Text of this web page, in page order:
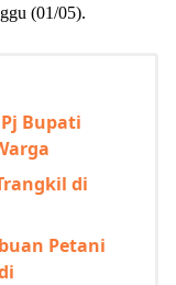
(01/05).
Bupati
di
Petani